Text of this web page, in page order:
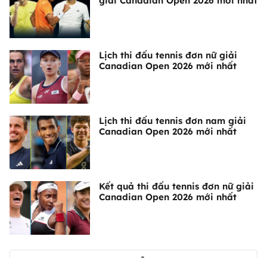
Lịch thi đấu tennis đơn nữ giải
Canadian Open 2026 mới nhất
Lịch thi đấu tennis đơn nam giải
Canadian Open 2026 mới nhất
Kết quả thi đấu tennis đơn nữ giải
Canadian Open 2026 mới nhất